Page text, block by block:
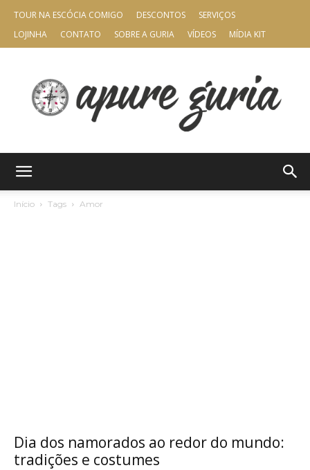
TOUR NA ESCÓCIA COMIGO DESCONTOS
SERVIÇOS
LOJINHA
CONTATO SOBRE A GURIA VÍDEOS MÍDIA KIT
Início Tags Amor
Dia dos namorados ao redor do mundo:
tradições e costumes